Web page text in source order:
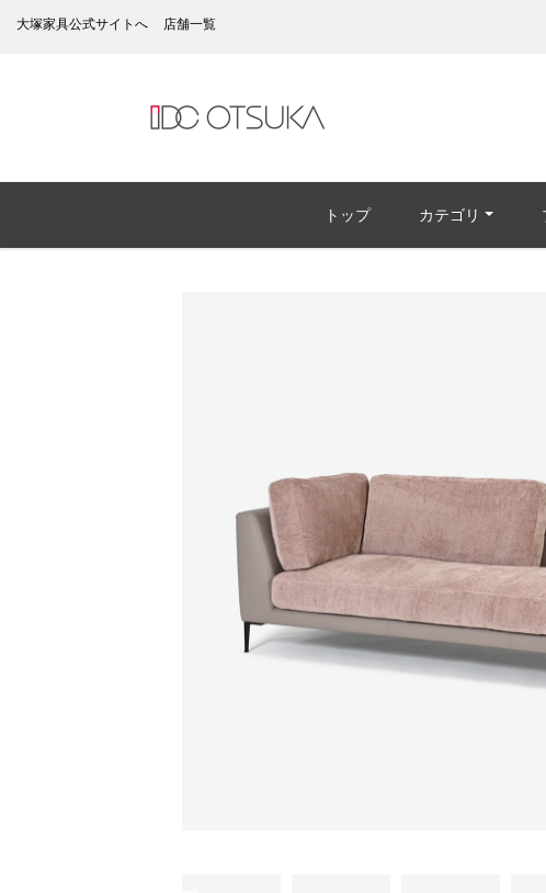
大塚家具公式サイトへ 店舗一覧
トップ カテゴリ